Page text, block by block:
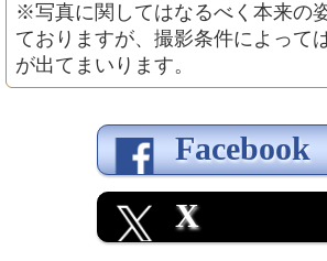
※写真に関してはなるべく本来の
ておりますが、撮影条件によって
が出てまいります。
Facebook
X